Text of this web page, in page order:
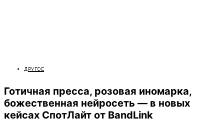
ДРУГОЕ
Готичная пресса, розовая иномарка,
божественная нейросеть — в новых
кейсах СпотЛайт от BandLink